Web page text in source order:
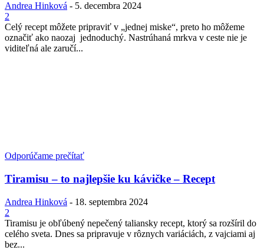
Andrea Hinková - 5. decembra 2024
2
Celý recept môžete pripraviť v „jednej miske“, preto ho môžeme
označiť ako naozaj jednoduchý. Nastrúhaná mrkva v ceste nie je
viditeľná ale zaručí...
Odporúčame prečítať
Tiramisu – to najlepšie ku kávičke – Recept
Andrea Hinková - 18. septembra 2024
2
Tiramisu je obľúbený nepečený taliansky recept, ktorý sa rozšíril do
celého sveta. Dnes sa pripravuje v rôznych variáciách, z vajciami aj
bez...